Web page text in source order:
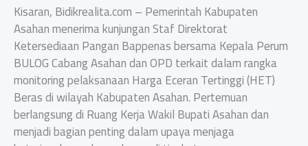
Kisaran, Bidikrealita.com – Pemerintah Kabupaten
Asahan menerima kunjungan Staf Direktorat
Ketersediaan Pangan Bappenas bersama Kepala Perum
BULOG Cabang Asahan dan OPD terkait dalam rangka
monitoring pelaksanaan Harga Eceran Tertinggi (HET)
Beras di wilayah Kabupaten Asahan. Pertemuan
berlangsung di Ruang Kerja Wakil Bupati Asahan dan
menjadi bagian penting dalam upaya menjaga